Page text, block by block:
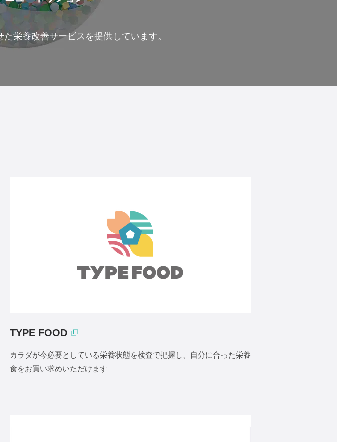
栄養改善サービスを提供しています。
TYPE FOOD
カラダが今必要としている栄養状態を検査で把握し、自分に合った栄養
食をお買い求めいただけます